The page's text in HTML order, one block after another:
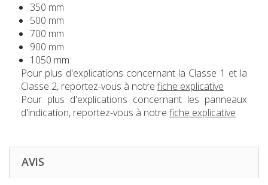
350 mm
500 mm
700 mm
900 mm
1050 mm
Pour plus d'explications concernant la Classe 1 et la
Classe 2, reportez-vous à notre fiche explicative
Pour plus d'explications concernant les panneaux
d'indication, reportez-vous à notre fiche explicative
AVIS